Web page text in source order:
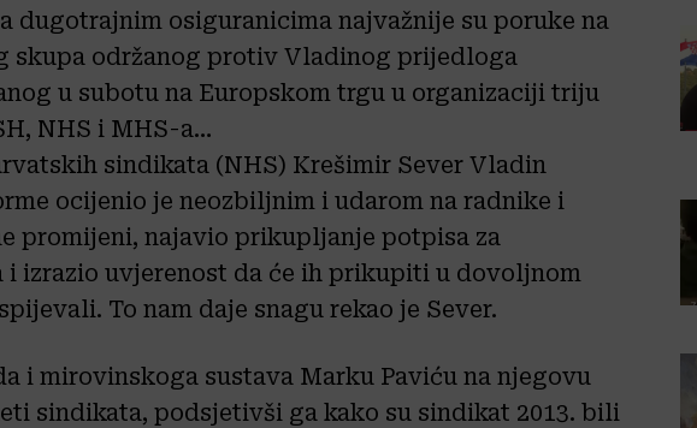
dugotrajnim osiguranicima najvažnije su poruke na
skupa održanog protiv Vladinog prijedloga
u subotu na Europskom trgu u organizaciji triju
NHS i MHS-a…
sindikata (NHS) Krešimir Sever Vladin
ocijenio je neozbiljnim i udarom na radnike i
promijeni, najavio prikupljanje potpisa za
i izrazio uvjerenost da će ih prikupiti u dovoljnom
To nam daje snagu rekao je Sever.
i mirovinskoga sustava Marku Paviću na njegovu
sindikata, podsjetivši ga kako su sindikat 2013. bili